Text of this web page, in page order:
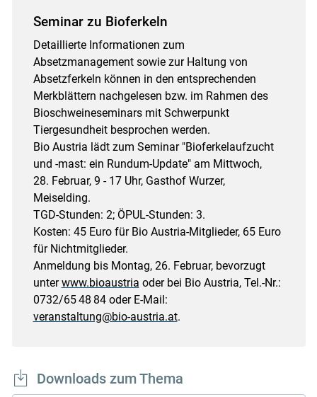
Seminar zu Bioferkeln
Detaillierte Informationen zum
Absetzmanagement sowie zur Haltung von
Absetzferkeln können in den entsprechenden
Merkblättern nachgelesen bzw. im Rahmen des
Bioschweineseminars mit Schwerpunkt
Tiergesundheit besprochen werden.
Bio Austria lädt zum Seminar "Bioferkel­aufzucht
und -mast: ein Rundum-Update" am Mittwoch,
28. Februar, 9 - 17 Uhr, Gasthof Wurzer,
Meiselding.
TGD-Stunden: 2; ÖPUL-Stunden: 3.
Kosten: 45 Euro für Bio Austria-Mitglieder, 65 Euro
für Nichtmitglieder.
Anmeldung bis Montag, 26. Februar, bevorzugt
unterwww.bioaustria oder bei Bio Austria, Tel.-Nr.:
0732/​65 48 84 oder E-Mail:
veranstaltung@bio-austria.at.
Downloads zum Thema